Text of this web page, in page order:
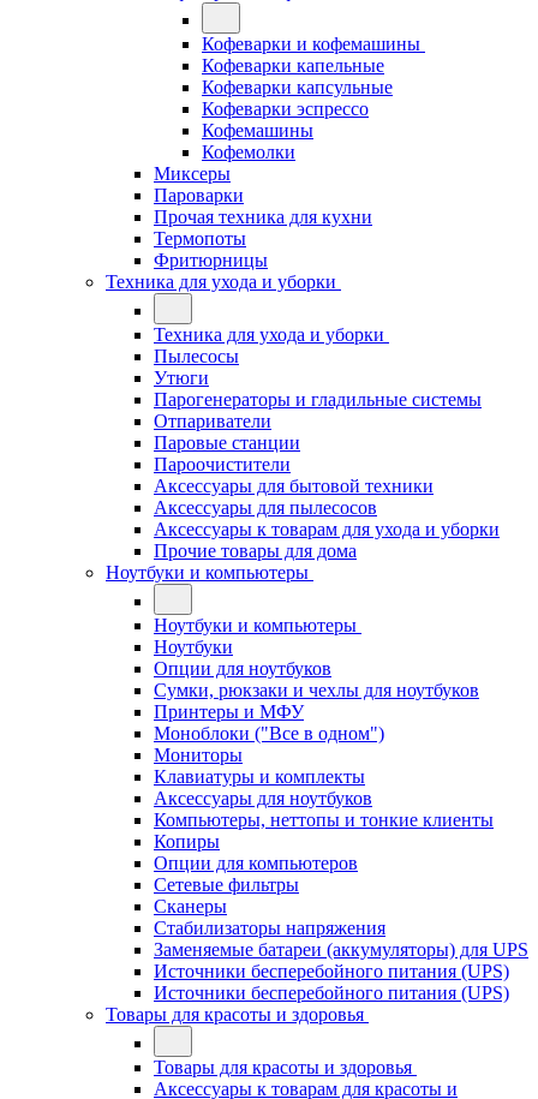
Кофеварки и кофемашины
Кофеварки капельные
Кофеварки капсульные
Кофеварки эспрессо
Кофемашины
Кофемолки
Миксеры
Пароварки
Прочая техника для кухни
Термопоты
Фритюрницы
Техника для ухода и уборки
Техника для ухода и уборки
Пылесосы
Утюги
Парогенераторы и гладильные системы
Отпариватели
Паровые станции
Пароочистители
Аксессуары для бытовой техники
Аксессуары для пылесосов
Аксессуары к товарам для ухода и уборки
Прочие товары для дома
Ноутбуки и компьютеры
Ноутбуки и компьютеры
Ноутбуки
Опции для ноутбуков
Сумки, рюкзаки и чехлы для ноутбуков
Принтеры и МФУ
Моноблоки ("Все в одном")
Мониторы
Клавиатуры и комплекты
Аксессуары для ноутбуков
Компьютеры, неттопы и тонкие клиенты
Копиры
Опции для компьютеров
Сетевые фильтры
Сканеры
Стабилизаторы напряжения
Заменяемые батареи (аккумуляторы) для UPS
Источники бесперебойного питания (UPS)
Источники бесперебойного питания (UPS)
Товары для красоты и здоровья
Товары для красоты и здоровья
Аксессуары к товарам для красоты и